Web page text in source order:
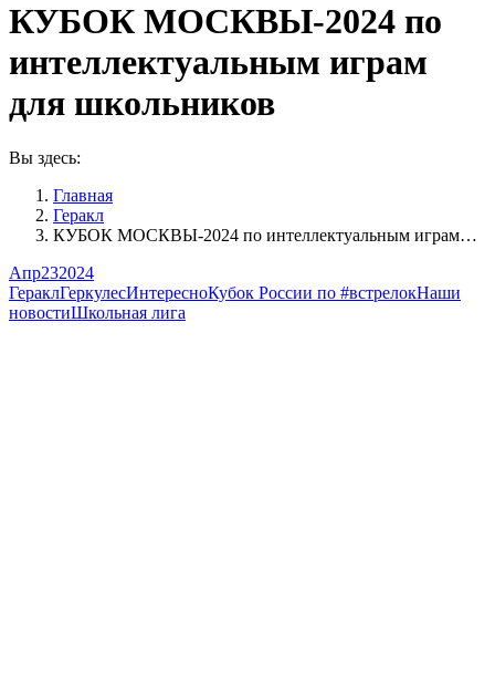
КУБОК МОСКВЫ-2024 по
интеллектуальным играм
для школьников
Вы здесь:
Главная
Геракл
КУБОК МОСКВЫ-2024 по интеллектуальным играм…
Апр232024
ГераклГеркулесИнтересноКубок России по #встрелокНаши
новостиШкольная лига